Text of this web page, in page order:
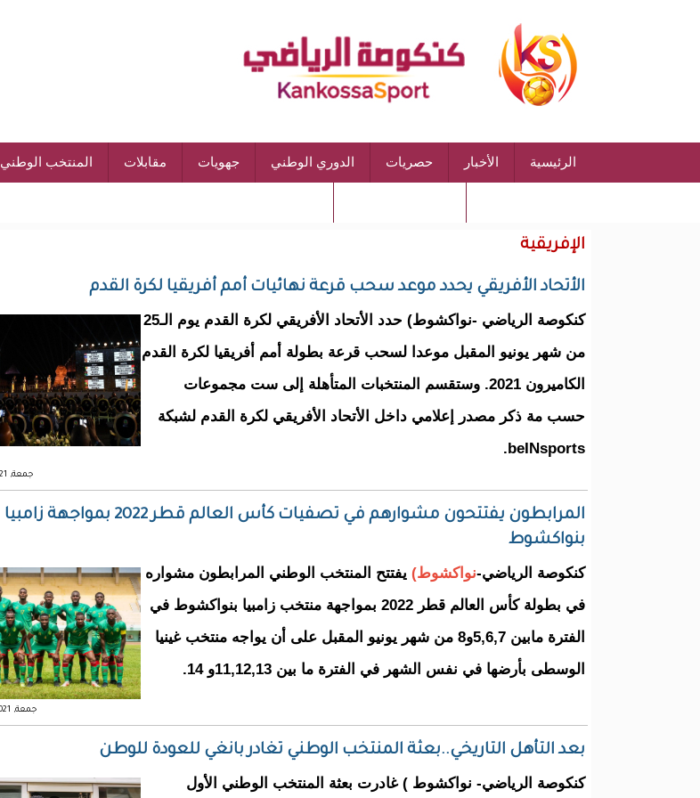
الرئيسية الأخبار حصريات الدوري الوطني جهويات مقابلات المنتخب الوطني
الإفريقية
الأتحاد الأفريقي يحدد موعد سحب قرعة نهائيات أمم أفريقيا لكرة القدم
كنكوصة الرياضي -نواكشوط) حدد الأتحاد الأفريقي لكرة القدم يوم الـ25
من شهر يونيو المقبل موعدا لسحب قرعة بطولة أمم أفريقيا لكرة القدم
الكاميرون 2021. وستقسم المنتخبات المتأهلة إلى ست مجموعات
حسب مة ذكر مصدر إعلامي داخل الأتحاد الأفريقي لكرة القدم لشبكة
beINsports.
جمعة, 02/04/2021 - 07:57
المرابطون يفتتحون مشوارهم في تصفيات كأس العالم قطر 2022 بمواجهة زامبيا
بنواكشوط
كنكوصة الرياضي-نواكشوط) يفتتح المنتخب الوطني المرابطون مشواره
في بطولة كأس العالم قطر 2022 بمواجهة منتخب زامبيا بنواكشوط في
الفترة مابين 5,6,7و8 من شهر يونيو المقبل على أن يواجه منتخب غينيا
الوسطى بأرضها في نفس الشهر في الفترة ما بين 11,12,13و 14.
جمعة, 02/04/2021 - 06:59
بعد التأهل التاريخي..بعثة المنتخب الوطني تغادر بانغي للعودة للوطن
كنكوصة الرياضي- نواكشوط ) غادرت بعثة المنتخب الوطني الأول